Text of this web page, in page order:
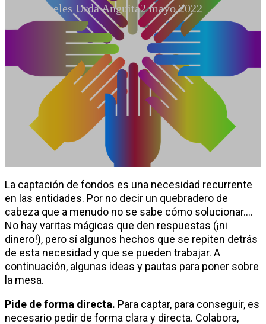
Mª Angeles Urda Anguita2 mayo 2022
La captación de fondos es una necesidad recurrente
en las entidades. Por no decir un quebradero de
cabeza que a menudo no se sabe cómo solucionar….
No hay varitas mágicas que den respuestas (¡ni
dinero!), pero sí algunos hechos que se repiten detrás
de esta necesidad y que se pueden trabajar. A
continuación, algunas ideas y pautas para poner sobre
la mesa.
Pide de forma directa. Para captar, para conseguir, es
necesario pedir de forma clara y directa. Colabora,